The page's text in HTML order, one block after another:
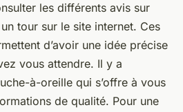
les différents avis sur
tour sur le site internet. Ces
d’avoir une idée précise
vous attendre. Il y a
à-oreille qui s’offre à vous
de qualité. Pour une